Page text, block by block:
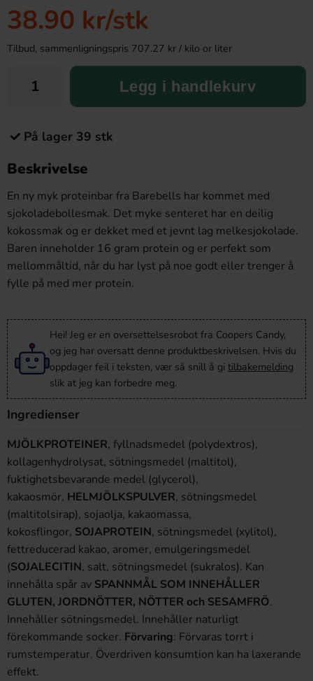
38.90 kr/stk
Tilbud, sammenligningspris 707.27 kr / kilo or liter
Legg i handlekurv
På lager 39 stk
Beskrivelse
En ny myk proteinbar fra Barebells har kommet med
sjokoladebollesmak. Det myke senteret har en deilig
kokossmak og er dekket med et jevnt lag melkesjokolade.
Baren inneholder 16 gram protein og er perfekt som
mellommåltid, når du har lyst på noe godt eller trenger å
fylle på med mer protein.
Hei! Jeg er en oversettelsesrobot fra Coopers Candy,
og jeg har oversatt denne produktbeskrivelsen. Hvis du
oppdager feil i teksten, vær så snill å gi tilbakemelding
slik at jeg kan forbedre meg.
Ingredienser
MJÖLKPROTEINER, fyllnadsmedel (polydextros),
kollagenhydrolysat, sötningsmedel (maltitol),
fuktighetsbevarande medel (glycerol),
kakaosmör, HELMJÖLKSPULVER, sötningsmedel
(maltitolsirap), sojaolja, kakaomassa,
kokosflingor, SOJAPROTEIN, sötningsmedel (xylitol),
fettreducerad kakao, aromer, emulgeringsmedel
(SOJALECITIN, salt, sötningsmedel (sukralos). Kan
innehålla spår av SPANNMÅL SOM INNEHÅLLER
GLUTEN, JORDNÖTTER, NÖTTER och SESAMFRÖ.
Innehåller sötningsmedel. Innehåller naturligt
förekommande socker. Förvaring: Förvaras torrt i
rumstemperatur. Överdriven konsumtion kan ha laxerande
effekt.